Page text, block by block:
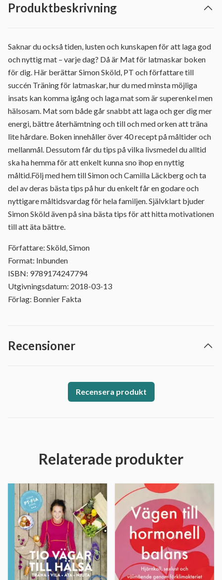
Produktbeskrivning
Saknar du också tiden, lusten och kunskapen för att laga god
och nyttig mat – varje dag? Då är Mat för latmaskar boken
för dig. Här berättar Simon Sköld, PT och författare till
succén Träning för latmaskar, hur du med minsta möjliga
insats kan komma igång och laga mat som är superenkel men
hälsosam. Mat som både går snabbt att laga och ger dig mer
energi, bättre återhämtning och till och med orken att träna
lite hårdare. Boken innehåller över 40 recept på måltider och
mellanmål. Dessutom får du tips på vilka livsmedel du alltid
ska ha hemma för att enkelt kunna sno ihop en nyttig
måltid.Följ med hem till Simon och Camilla Läckberg och ta
del av deras bästa tips på hur du enkelt får en godare och
nyttigare måltidsvardag för hela familjen. Självklart bjuder
Simon Sköld även på sina bästa tips för att hitta motivationen
till att äta bättre.
Författare: Sköld, Simon
Format: Inbunden
ISBN: 9789174247794
Utgivningsdatum: 2018-03-13
Förlag: Bonnier Fakta
Recensioner
Recensera produkt
Relaterade produkter